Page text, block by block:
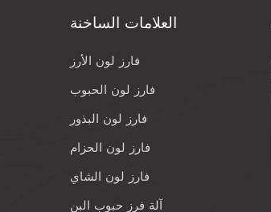
العلامات الساخنة
فارز لون الأرز
فارز لون الحبوب
فارز لون البذور
فارز لون الحزام
فارز لون الشاي
آلة فرز حبوب البن